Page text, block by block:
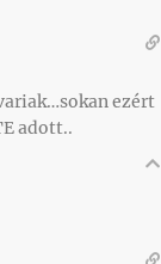
ezért
adott..